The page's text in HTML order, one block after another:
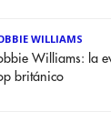
WILLIAMS
Williams: la
británico